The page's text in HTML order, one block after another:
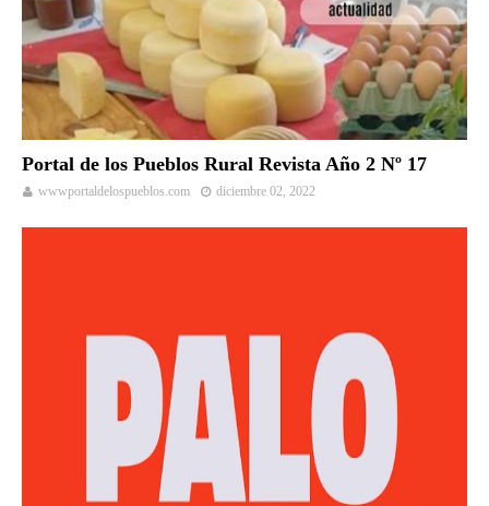
Portal de los Pueblos Rural Revista Año 2 Nº 17
wwwportaldelospueblos.com diciembre 02, 2022